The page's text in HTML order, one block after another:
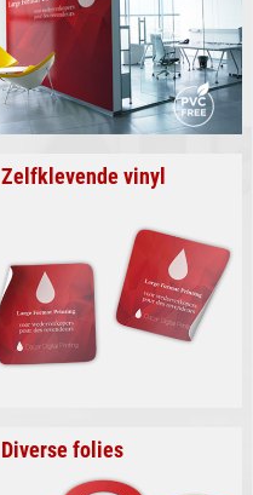
Zelfklevende vinyl
Diverse folies